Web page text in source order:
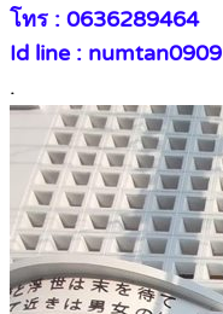
โทร : 0636289464
Id line : numtan0909
.